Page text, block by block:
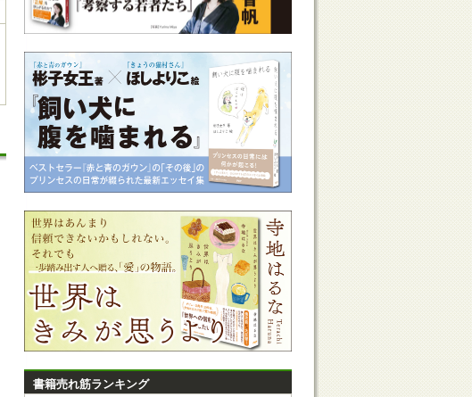
書籍売れ筋ランキング